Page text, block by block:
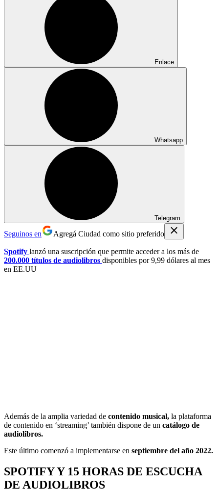
Enlace
Whatsapp
Telegram
Seguinos en Agregá Ciudad como sitio preferido
Spotify lanzó una suscripción que permite acceder a los más de
200.000 títulos de audiolibros disponibles por 9,99 dólares al mes
en EE.UU
Además de la amplia variedad de contenido musical, la plataforma
de contenido en ‘streaming’ también dispone de un catálogo de
audiolibros.
Este último comenzó a implementarse en septiembre del año 2022.
SPOTIFY Y 15 HORAS DE ESCUCHA
DE AUDIOLIBROS